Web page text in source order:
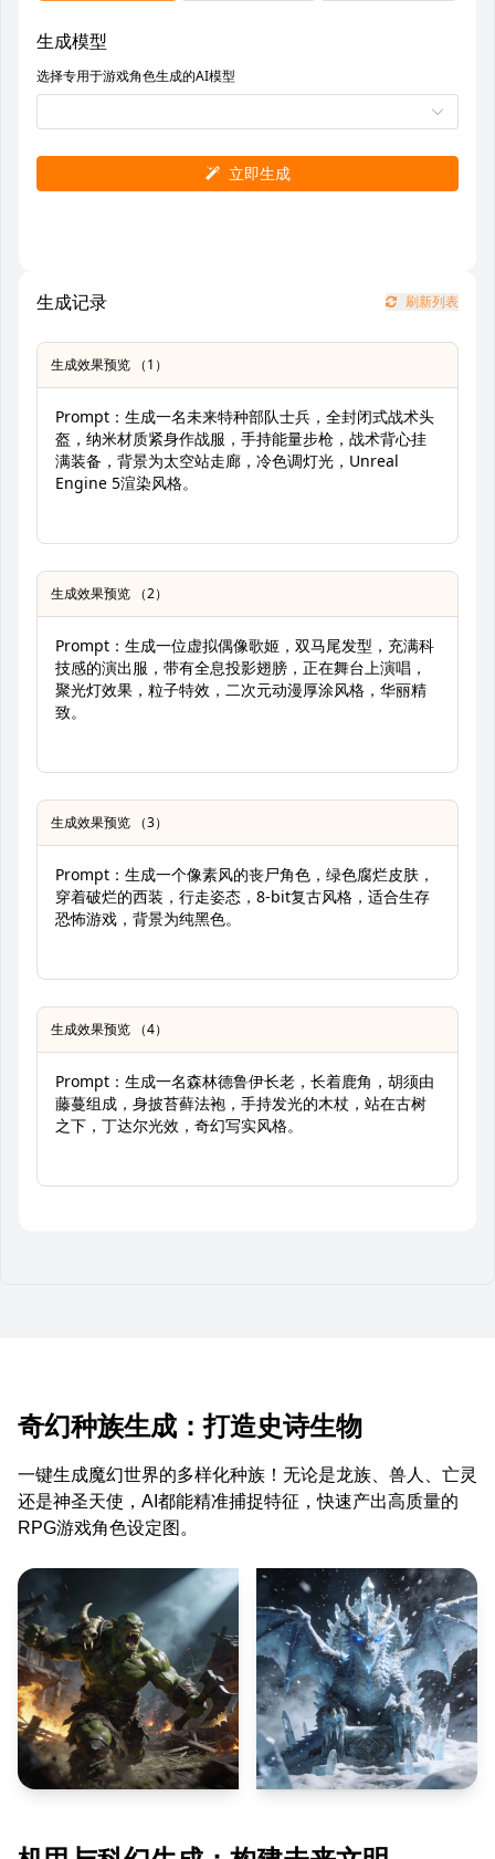
生成模型
选择专用于游戏角色生成的AI模型
立即生成
生成记录 刷新列表
生成效果预览 （1）
Prompt：生成一名未来特种部队士兵，全封闭式战术头
盔，纳米材质紧身作战服，手持能量步枪，战术背心挂
满装备，背景为太空站走廊，冷色调灯光，Unreal
Engine 5渲染风格。
生成效果预览 （2）
Prompt：生成一位虚拟偶像歌姬，双马尾发型，充满科
技感的演出服，带有全息投影翅膀，正在舞台上演唱，
聚光灯效果，粒子特效，二次元动漫厚涂风格，华丽精
致。
生成效果预览 （3）
Prompt：生成一个像素风的丧尸角色，绿色腐烂皮肤，
穿着破烂的西装，行走姿态，8-bit复古风格，适合生存
恐怖游戏，背景为纯黑色。
生成效果预览 （4）
Prompt：生成一名森林德鲁伊长老，长着鹿角，胡须由
藤蔓组成，身披苔藓法袍，手持发光的木杖，站在古树
之下，丁达尔光效，奇幻写实风格。
奇幻种族生成：打造史诗生物
一键生成魔幻世界的多样化种族！无论是龙族、兽人、亡灵
还是神圣天使，AI都能精准捕捉特征，快速产出高质量的
RPG游戏角色设定图。